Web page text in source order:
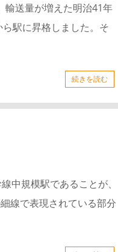
輸送量が増えた明治41年
駅に昇格しました。そ
続きを読む
中規模駅であることが、
線で表現されている部分